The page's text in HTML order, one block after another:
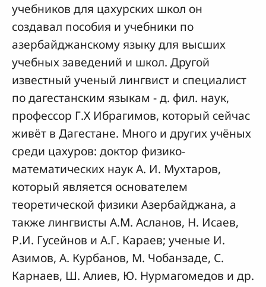
учебников для цахурских школ он
создавал пособия и учебники по
азербайджанскому языку для высших
учебных заведений и школ. Другой
известный ученый лингвист и специалист
по дагестанским языкам - д. фил. наук,
профессор Г.Х Ибрагимов, который сейчас
живёт в Дагестане. Много и других учёных
среди цахуров: доктор физико-
математических наук А. И. Мухтаров,
который является основателем
теоретической физики Азербайджана, а
также лингвисты А.М. Асланов, Н. Исаев,
Р.И. Гусейнов и А.Г. Караев; ученые И.
Азимов, А. Курбанов, М. Чобанзаде, С.
Карнаев, Ш. Алиев, Ю. Нурмагомедов и др.